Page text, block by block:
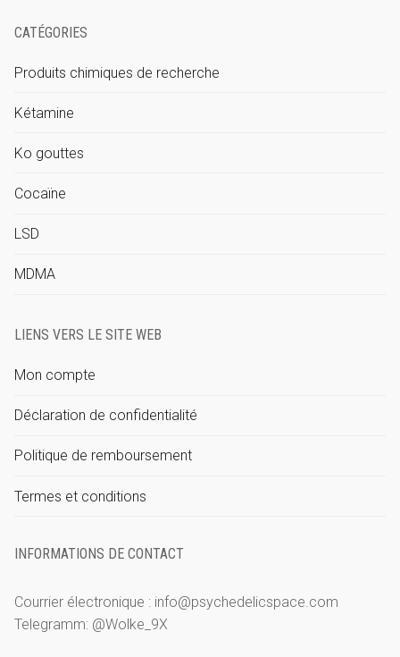
CATÉGORIES
Produits chimiques de recherche
Kétamine
Ko gouttes
Cocaïne
LSD
MDMA
LIENS VERS LE SITE WEB
Mon compte
Déclaration de confidentialité
Politique de remboursement
Termes et conditions
INFORMATIONS DE CONTACT
Courrier électronique : info@psychedelicspace.com
Telegramm: @Wolke_9X